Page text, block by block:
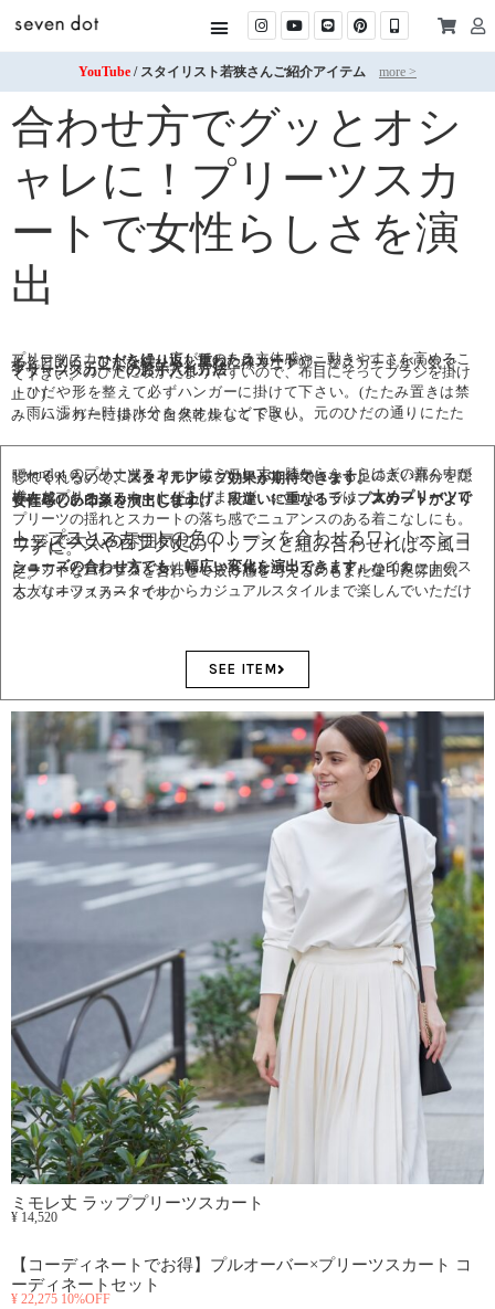
YouTube / スタイリスト若狭さんご紹介アイテム more >
合わせ方でグッとオシ
ャレに！プリーツスカ
ートで女性らしさを演
出
プリーツスカートとは、広がりのある立体感や、動きやすさを高めることを目的に、ひだを繰り返し重ねたスカートのこと。
歩くとスカートがひらひらと揺れ、様々なプリーツスカートが人気です。
プリーツスカートのお手入れ方法
・プリーツのひだに埃がたまりやすいので、布目にそってブラシを掛けて下さい。
・ひだや形を整えて必ずハンガーに掛けて下さい。(たたみ置きは禁止！)
・雨に濡れた時は水分をタオルなどで取り、元のひだの通りにたたみ、ハンガーに掛けて自然乾燥して下さい。
sevendot のプリーツスカートはミモレ丈。膝からふくらはぎの真ん中が隠れるくらいの丈感をミモレ丈といいます。気になる足の太い部分を隠してくれるので、スタイルアップ効果が期待できます。
様々なプリーツスカートがありますが、sevendot では、
太めプリーツで存在感のあるスカートに仕上げ、段違いに重なるラップスカートがより女性らしい印象を演出します。
プリーツの揺れとスカートの落ち感でニュアンスのある着こなしにも。
トップスとスカートの色のトーンを合わせるワントーンコ
ーデ で大人の雰囲気に。
ワンピースやロング丈のトップスと組み合わせれば今風コ
ーデに。
シューズの合わせ方でも、幅広い変化を演出できます。
ハイカットのスニーカーと合わせると女性らしさも感じつつカジュアルな印象に。
フラットなパンプスを合わせて抜け感を与えるのもまた違った雰囲気に。
大人なオフィススタイルからカジュアルスタイルまで楽しんでいただけるプリーツスカートです。
SEE ITEM
ミモレ丈 ラッププリーツスカート
¥ 14,520
【コーディネートでお得】プルオーバー×プリーツスカート コ
ーディネートセット
¥ 22,275 10%OFF